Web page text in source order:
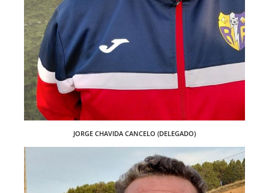
JORGE CHAVIDA CANCELO (DELEGADO)